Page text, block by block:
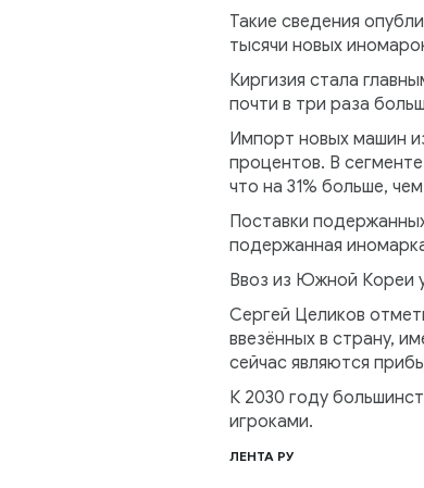
Такие сведения
тысячи новых
Киргизия стала
почти в три раза
Импорт новых машин
процентов. В
что на 31% больше,
Поставки
подержанная
Ввоз из Южной Кореи
Сергей Целиков
ввезённых в страну,
сейчас являются
К 2030 году
игроками.
ЛЕНТА РУ